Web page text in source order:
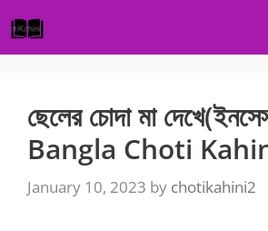
to
content
ছেলের চোদা মা
Bangla Choti
January 10, 2023 by chotikahini2